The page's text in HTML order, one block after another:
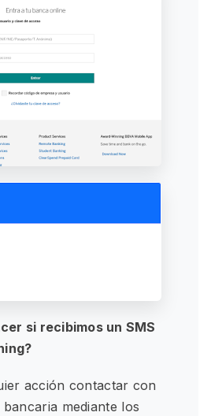
si recibimos un SMS
acción contactar con
mediante los